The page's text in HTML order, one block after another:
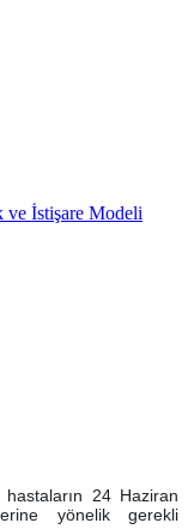
İstişare Modeli
hastaların 24 Haziran
yönelik gerekli